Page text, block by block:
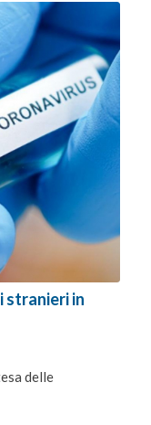
stranieri in
delle